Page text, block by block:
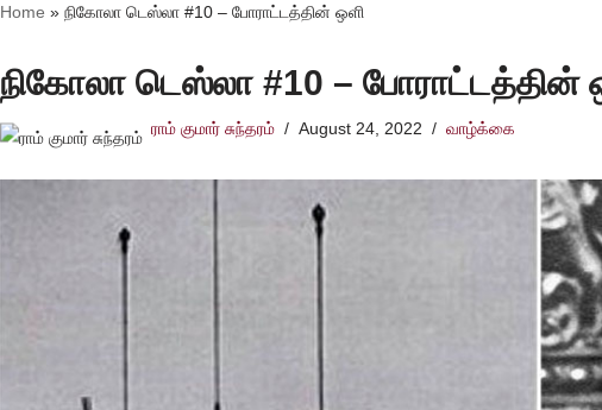
Home » நிகோலா டெஸ்லா #10 – போராட்டத்தின் ஒளி
நிகோலா டெஸ்லா #10 – போராட்டத்தின்
ராம் குமார் சுந்தரம் August 24, 2022 வாழ்க்கை